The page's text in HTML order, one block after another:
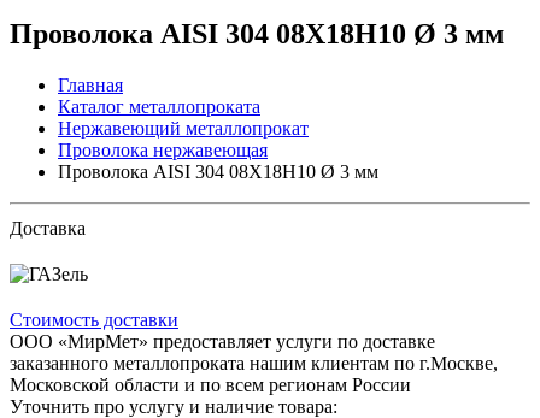
Проволока AISI 304 08Х18Н10 Ø 3 мм
Главная
Каталог металлопроката
Нержавеющий металлопрокат
Проволока нержавеющая
Проволока AISI 304 08Х18Н10 Ø 3 мм
Доставка
Стоимость доставки
ООО «МирМет» предоставляет услуги по доставке
заказанного металлопроката нашим клиентам по г.Москве,
Московской области и по всем регионам России
Уточнить про услугу и наличие товара: